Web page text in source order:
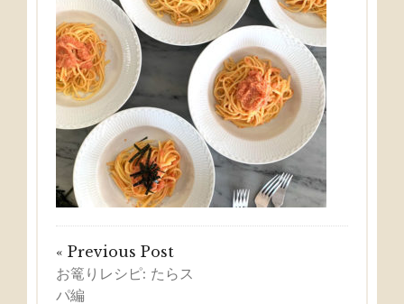
« Previous Post
お篭りレシピ: たらス
パ編